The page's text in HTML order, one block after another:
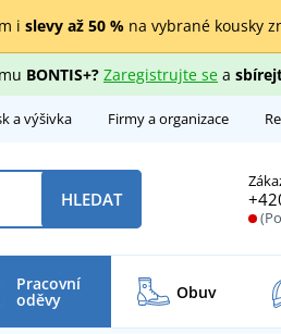
i slevy až 50 %na vybrané kousky
BONTIS+? Zaregistrujte sea
a výšivka Firmy a organizace
HLEDAT
Pracovní
oděvy Obuv